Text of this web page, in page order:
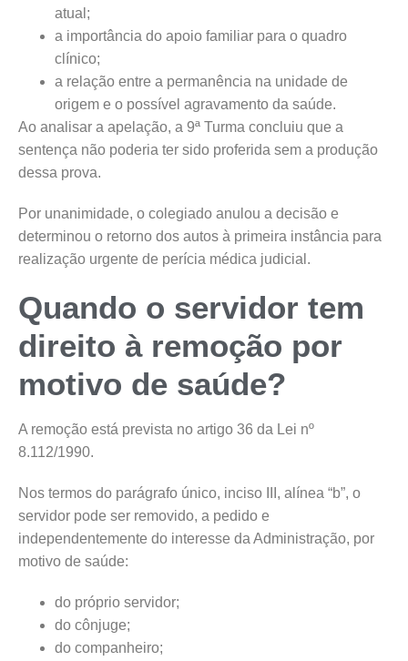
atual;
a importância do apoio familiar para o quadro
clínico;
a relação entre a permanência na unidade de
origem e o possível agravamento da saúde.
Ao analisar a apelação, a 9ª Turma concluiu que a
sentença não poderia ter sido proferida sem a produção
dessa prova.
Por unanimidade, o colegiado anulou a decisão e
determinou o retorno dos autos à primeira instância para
realização urgente de perícia médica judicial.
Quando o servidor tem
direito à remoção por
motivo de saúde?
A remoção está prevista no artigo 36 da Lei nº
8.112/1990.
Nos termos do parágrafo único, inciso III, alínea “b”, o
servidor pode ser removido, a pedido e
independentemente do interesse da Administração, por
motivo de saúde:
do próprio servidor;
do cônjuge;
do companheiro;